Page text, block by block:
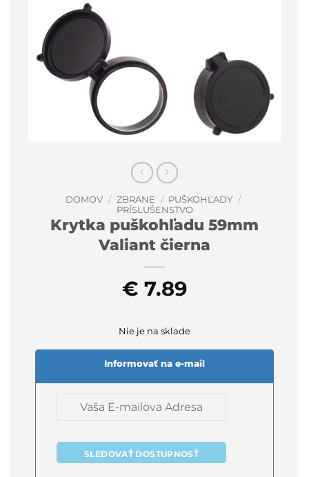
DOMOV / ZBRANE / PUŠKOHĽADY /
PRÍSLUŠENSTVO
Krytka puškohľadu 59mm
Valiant čierna
€ 7.89
Nie je na sklade
Informovať na e-mail
SLEDOVAŤ DOSTUPNOSŤ